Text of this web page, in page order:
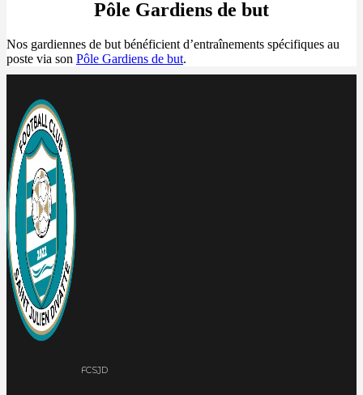
Pôle Gardiens de but
Nos gardiennes de but bénéficient d’entraînements spécifiques au
poste via son Pôle Gardiens de but.
FCSJD